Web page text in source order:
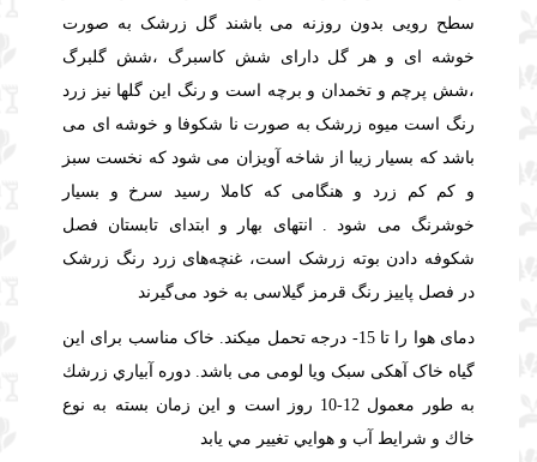
سطح رویی بدون روزنه می باشند گل زرشک به صورت
خوشه ای و هر گل دارای شش کاسبرگ ،شش گلبرگ
،شش پرچم و تخمدان و برچه است و رنگ این گلها نیز زرد
رنگ است میوه زرشک به صورت نا شکوفا و خوشه ای می
باشد که بسیار زیبا از شاخه آویزان می شود که نخست سبز
و کم کم زرد و هنگامی که کاملا رسید سرخ و بسیار
خوشرنگ می شود . انتهای بهار و ابتدای تابستان فصل
شکوفه دادن بوته زرشک است، غنچه‌های زرد رنگ زرشک
در فصل پاییز رنگ قرمز گیلاسی به خود می‌گیرند
دمای هوا را تا 15- درجه تحمل میکند. خاک مناسب برای این
گیاه خاک آهکی سبک ویا لومی می باشد. دوره آبياري زرشك
به طور معمول 12-10 روز است و اين زمان بسته به نوع
خاك و شرايط آب و هوايي تغيير مي يابد